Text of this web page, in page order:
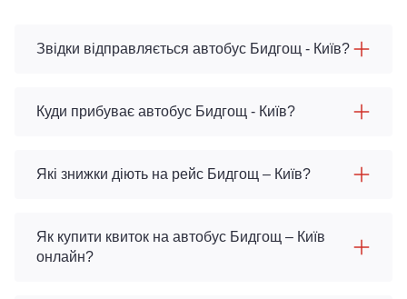
Звідки відправляється автобус Бидгощ - Київ?
Куди прибуває автобус Бидгощ - Київ?
Які знижки діють на рейс Бидгощ – Київ?
Як купити квиток на автобус Бидгощ – Київ
онлайн?